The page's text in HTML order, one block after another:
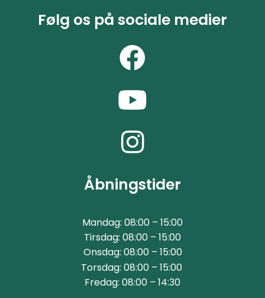
Følg os på sociale medier
Åbningstider
Mandag: 08:00 – 15:00
Tirsdag: 08:00 – 15:00
Onsdag: 08:00 – 15:00
Torsdag: 08:00 – 15:00
Fredag: 08:00 – 14:30